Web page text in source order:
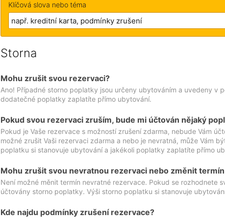
Klíčová slova nebo téma
Storna
Mohu zrušit svou rezervaci?
Ano! Případné storno poplatky jsou určeny ubytováním a uvedeny v
dodatečné poplatky zaplatíte přímo ubytování.
Pokud svou rezervaci zruším, bude mi účtován nějaký
Pokud je Vaše rezervace s možností zrušení zdarma, nebude Vám
možné zrušit Vaši rezervaci zdarma a nebo je nevratná, může Vám
poplatku si stanovuje ubytování a jakékoli poplatky zaplatíte přímo
Mohu zrušit svou nevratnou rezervaci nebo změnit
Není možné měnit termín nevratné rezervace. Pokud se rozhodnete
účtovány storno poplatky. Výši storno poplatku si stanovuje
Kde najdu podmínky zrušení rezervace?